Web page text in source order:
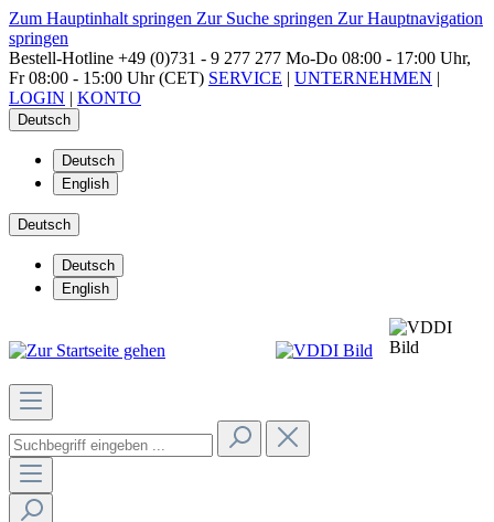
Zum Hauptinhalt springen Zur Suche springen Zur Hauptnavigation
springen
Bestell-Hotline +49 (0)731 - 9 277 277 Mo-Do 08:00 - 17:00 Uhr,
Fr 08:00 - 15:00 Uhr (CET) SERVICE | UNTERNEHMEN |
LOGIN | KONTO
Deutsch
Deutsch
English
Deutsch
Deutsch
English